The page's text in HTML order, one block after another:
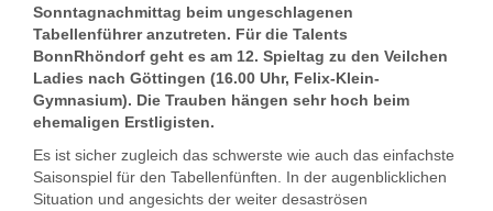
Sonntagnachmittag beim ungeschlagenen
Tabellenführer anzutreten. Für die Talents
BonnRhöndorf geht es am 12. Spieltag zu den Veilchen
Ladies nach Göttingen (16.00 Uhr, Felix-Klein-
Gymnasium). Die Trauben hängen sehr hoch beim
ehemaligen Erstligisten.
Es ist sicher zugleich das schwerste wie auch das einfachste
Saisonspiel für den Tabellenfünften. In der augenblicklichen
Situation und angesichts der weiter desaströsen